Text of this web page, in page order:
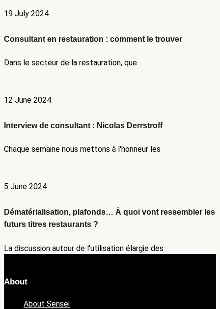
19 July 2024
Consultant en restauration : comment le trouver
Dans le secteur de la restauration, que
12 June 2024
Interview de consultant : Nicolas Derrstroff
Chaque semaine nous mettons à l'honneur les
5 June 2024
Dématérialisation, plafonds… À quoi vont ressembler les
futurs titres restaurants ?
La discussion autour de l'utilisation élargie des
About
About Sensei